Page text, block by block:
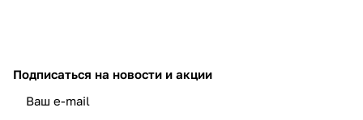
Подписаться на новости и акции